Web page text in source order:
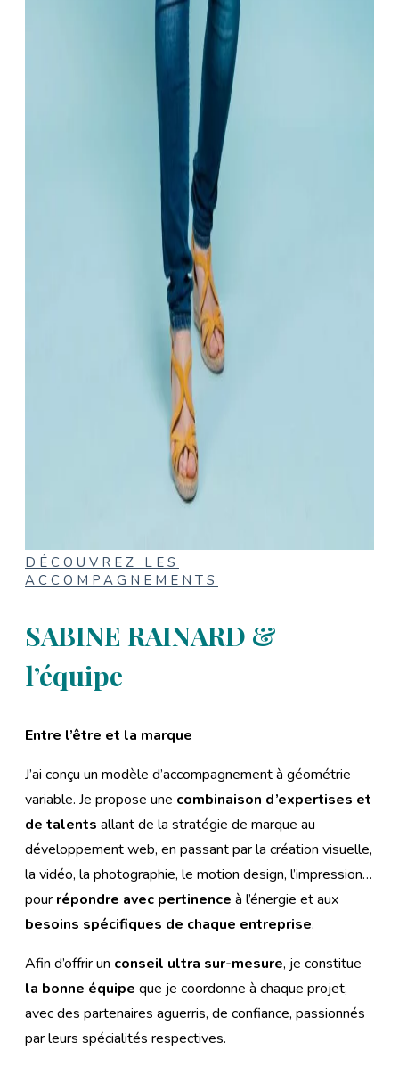
DÉCOUVREZ LES
ACCOMPAGNEMENTS
SABINE RAINARD &
l’équipe
Entre l’être et la marque
J’ai conçu un modèle d’accompagnement à géométrie
variable. Je propose une combinaison d’expertises et
de talents allant de la stratégie de marque au
développement web, en passant par la création visuelle,
la vidéo, la photographie, le motion design, l’impression…
pour répondre avec pertinence à l’énergie et aux
besoins spécifiques de chaque entreprise.
Afin d’offrir un conseil ultra sur-mesure, je constitue
la bonne équipe que je coordonne à chaque projet,
avec des partenaires aguerris, de confiance, passionnés
par leurs spécialités respectives.